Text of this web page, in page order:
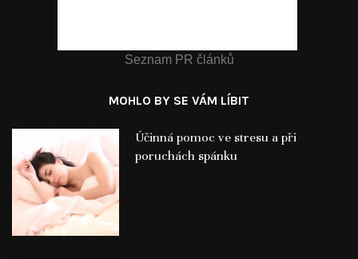
Seznam PR článků
MOHLO BY SE VÁM LÍBIT
Účinná pomoc ve stresu a při
poruchách spánku